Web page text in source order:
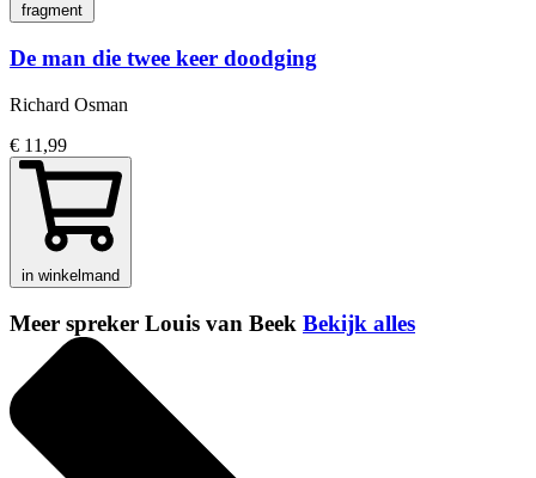
fragment
De man die twee keer doodging
Richard Osman
€ 11,99
in winkelmand
Meer spreker Louis van Beek Bekijk alles